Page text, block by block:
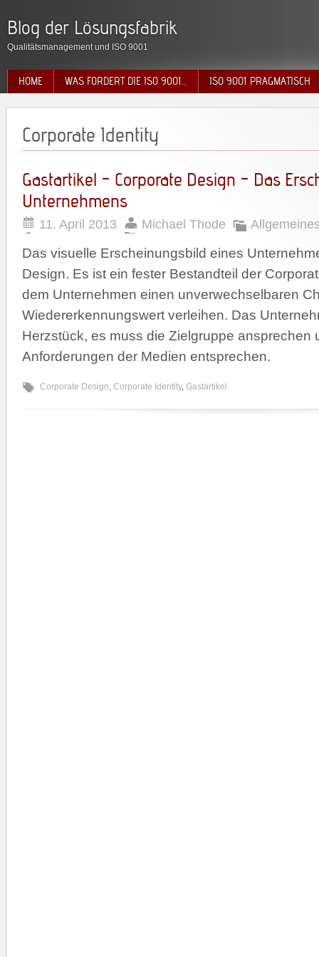
Blog der Lösungsfabrik
Qualitätsmanagement und ISO 9001
HOME WAS FORDERT DIE ISO 9001… ISO 9001 PRAGMATISCH
Corporate Identity
Gastartikel – Corporate Design – Das
Unternehmens
11. April 2013 Michael Thode
Das visuelle Erscheinungsbild eines
Design. Es ist ein fester Bestandteil der
dem Unternehmen einen unverwechselbaren
Wiedererkennungswert verleihen. Das
Herzstück, es muss die Zielgruppe ansprechen
Anforderungen der Medien entsprechen.
Corporate Design, Corporate Identity, Gastartikel